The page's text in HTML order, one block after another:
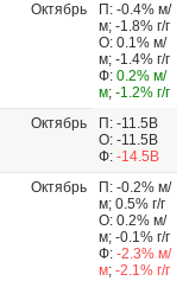
Октябрь
П: -0.4% м/
м; -1.8% г/г
О: 0.1% м/
м; -1.4% г/г
Ф: 0.2% м/
м; -1.2% г/г
Октябрь
П: -11.5B
О: -11.5B
Ф: -14.5B
Октябрь
П: -0.2% м/
м; 0.5% г/г
О: 0.2% м/
м; -0.1% г/г
Ф: -2.3% м/
м; -2.1% г/г